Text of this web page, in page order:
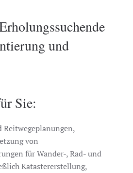
und
Sie:
Reitwegeplanungen,
von
für Wander-, Rad- und
Katastererstellung,